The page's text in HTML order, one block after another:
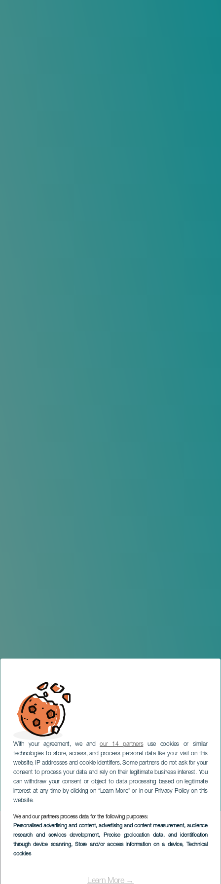
With your agreement, we andour 14 partnersuse cookies or similar
technologies to store, access, and process personal data like your visit on this
website, IP addresses and cookie identifiers. Some partners do not ask for your
consent to process your data and rely on their legitimate business interest. You
can withdraw your consent or object to data processing based on legitimate
interest at any time by clicking on “Learn More” or in our Privacy Policy on this
website.
We and our partners process data for the following purposes:
Personalised advertising and content, advertising and content measurement, audience
research and services development, Precise geolocation data, and identification
through device scanning, Store and/or access information on a device, Technical
cookies
Learn More →
Mitos. María Callas
GRAN CANARIA
Imagen
Listado